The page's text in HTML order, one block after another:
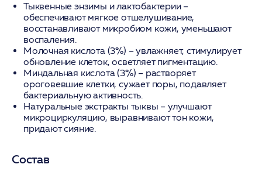
Тыквенные энзимы и лактобактерии–
обеспечивают мягкое отшелушивание,
восстанавливают микробиом кожи, уменьшают
воспаления.
Молочная кислота (3%) – увлажняет, стимулирует
обновление клеток, осветляет пигментацию.
Миндальная кислота (3%) – растворяет
ороговевшие клетки, сужает поры, подавляет
бактериальную активность.
Натуральные экстракты тыквы – улучшают
микроциркуляцию, выравнивают тон кожи,
придают сияние.
Состав